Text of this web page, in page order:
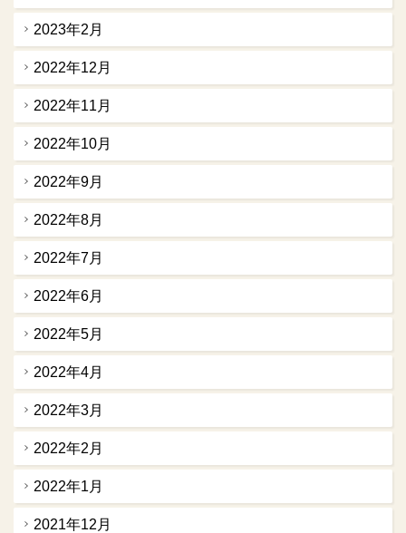
2023年2月
2022年12月
2022年11月
2022年10月
2022年9月
2022年8月
2022年7月
2022年6月
2022年5月
2022年4月
2022年3月
2022年2月
2022年1月
2021年12月